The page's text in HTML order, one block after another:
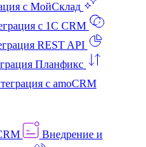
с МойСклад
с 1C CRM
REST API
Планфикс
с amoCRM
Внедрение и